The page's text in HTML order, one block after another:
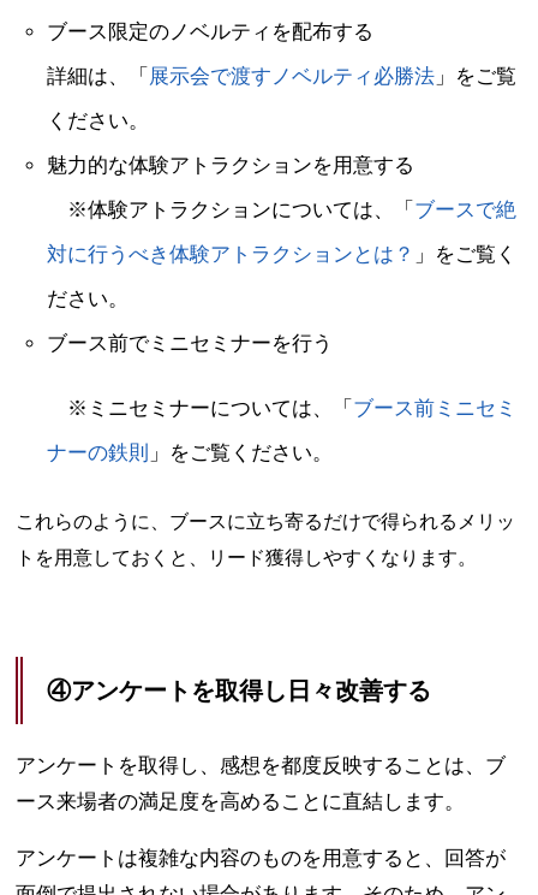
ブース限定のノベルティを配布する
詳細は、「 展示会で渡すノベルティ必勝法」をご覧
ください。
魅力的な体験アトラクションを用意する
※体験アトラクションについては、「 ブースで絶
対に行うべき体験アトラクションとは？ 」をご覧く
ださい。
ブース前でミニセミナーを行う
※ミニセミナーについては、「 ブース前ミニセミ
ナーの鉄則 」をご覧ください。
これらのように、ブースに立ち寄るだけで得られるメリッ
トを用意しておくと、リード獲得しやすくなります。
④アンケートを取得し日々改善する
アンケートを取得し、感想を都度反映することは、ブ
ース来場者の満足度を高めることに直結します。
アンケートは複雑な内容のものを用意すると、回答が